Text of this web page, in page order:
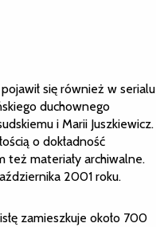
się również w serialu
duchownego
i Marii Juszkiewicz.
o dokładność
też materiały archiwalne.
2001 roku.
zamieszkuje około 700